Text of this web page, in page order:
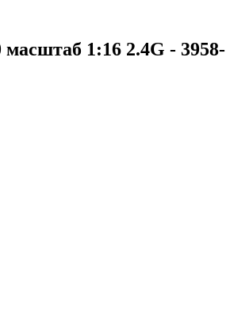
1:16 2.4G -